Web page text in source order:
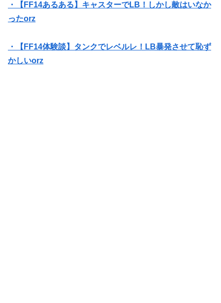
・【FF14あるある】キャスターでLB！しかし敵はいなか
ったorz
・【FF14体験談】タンクでレベルレ！LB暴発させて恥ず
かしいorz